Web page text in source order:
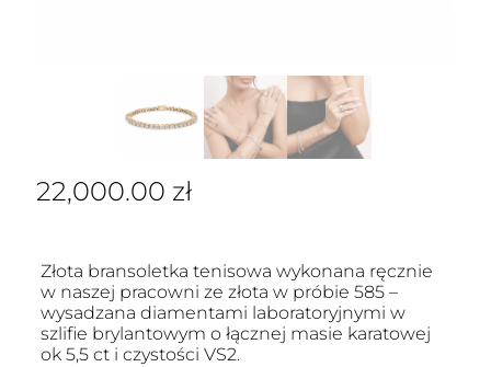
22,000.00 zł
Złota bransoletka tenisowa wykonana ręcznie
w naszej pracowni ze złota w próbie 585 –
wysadzana diamentami laboratoryjnymi w
szlifie brylantowym o łącznej masie karatowej
ok 5,5 ct i czystości VS2.